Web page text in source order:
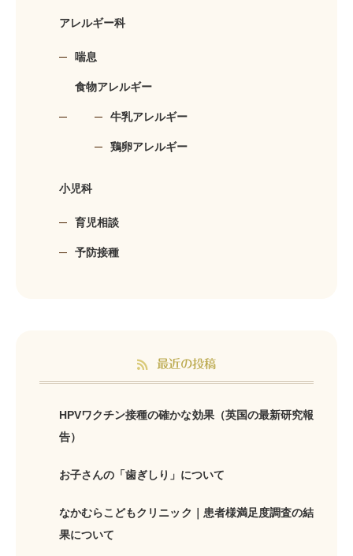
アレルギー科
喘息
食物アレルギー
牛乳アレルギー
鶏卵アレルギー
小児科
育児相談
予防接種
最近の投稿
HPVワクチン接種の確かな効果（英国の最新研究報
告）
お子さんの「歯ぎしり」について
なかむらこどもクリニック｜患者様満足度調査の結
果について